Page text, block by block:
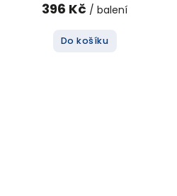
396 Kč / balení
Do košíku